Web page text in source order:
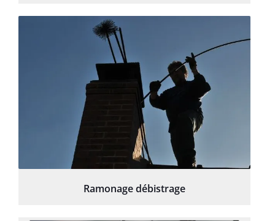
Ramonage débistrage